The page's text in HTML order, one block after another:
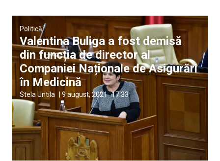
Politică
Valentina Buliga a fost demisă
din funcția de director al
Companiei Naționale de Asigurări
în Medicină
Stela Untila 9 august, 2021 17:33